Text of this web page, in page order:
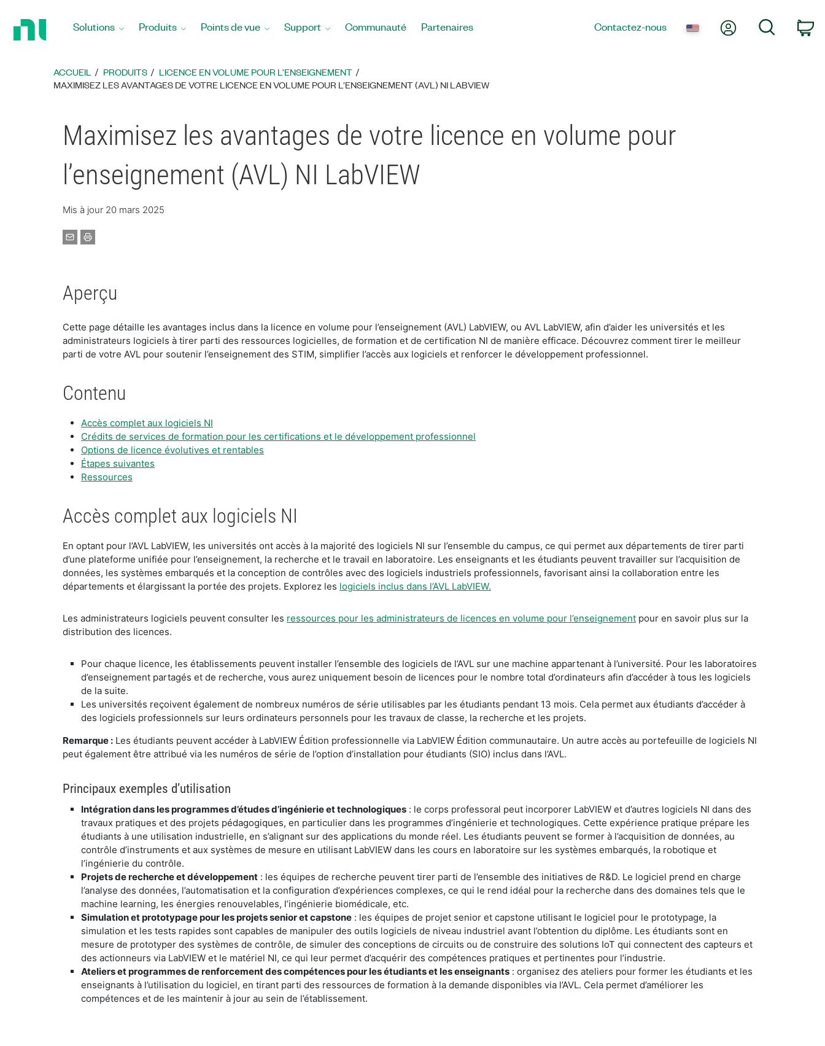
Solutions Produits Points de vue Support Communauté Partenaires Contactez-nous Mon compte
ACCUEIL PRODUITS
LICENCE EN VOLUME POUR L’ENSEIGNEMENT
​MAXIMISEZ LES AVANTAGES DE VOTRE LICENCE EN VOLUME POUR L’ENSEIGNEMENT (AVL) NI LABVIEW​
​Maximisez les avantages de votre licence en volume pour
l’enseignement (AVL) NI LabVIEW
Mis à jour 20 mars 2025
Aperçu
​​​Cette page détaille les avantages inclus dans la licence en volume pour l’enseignement (AVL) LabVIEW, ou AVL LabVIEW, afin d’aider les universités et les
administrateurs logiciels à tirer parti des ressources logicielles, de formation et de certification NI de manière efficace. Découvrez comment tirer le meilleur
parti de votre AVL pour soutenir l’enseignement des STIM, simplifier l’accès aux logiciels et renforcer le développement professionnel.
Contenu
​Accès complet aux logiciels NI
​Crédits de services de formation pour les certifications et le développement professionnel
​Options de licence évolutives et rentables
Étapes suivantes
Ressources
​Accès complet aux logiciels NI
​En optant pour l’AVL LabVIEW, les universités ont accès à la majorité des logiciels NI sur l’ensemble du campus, ce qui permet aux départements de tirer parti
d’une plateforme unifiée pour l’enseignement, la recherche et le travail en laboratoire. Les enseignants et les étudiants peuvent travailler sur l’acquisition de
données, les systèmes embarqués et la conception de contrôles avec des logiciels industriels professionnels, favorisant ainsi la collaboration entre les
départements et élargissant la portée des projets. Explorez les logiciels inclus dans l’AVL LabVIEW.
​Les administrateurs logiciels peuvent consulter les ressources pour les administrateurs de licences en volume pour l’enseignement pour en savoir plus sur la
distribution des licences.
​Pour chaque licence, les établissements peuvent installer l’ensemble des logiciels de l’AVL sur une machine appartenant à l’université. Pour les laboratoires
d’enseignement partagés et de recherche, vous aurez uniquement besoin de licences pour le nombre total d’ordinateurs afin d’accéder à tous les logiciels
de la suite.
​Les universités reçoivent également de nombreux numéros de série utilisables par les étudiants pendant 13 mois. Cela permet aux étudiants d’accéder à
des logiciels professionnels sur leurs ordinateurs personnels pour les travaux de classe, la recherche et les projets.
​Remarque : Les étudiants peuvent accéder à LabVIEW Édition professionnelle via LabVIEW Édition communautaire. Un autre accès au portefeuille de logiciels NI
peut également être attribué via les numéros de série de l’option d’installation pour étudiants (SIO) inclus dans l’AVL.
​Principaux exemples d’utilisation
​Intégration dans les programmes d’études d’ingénierie et technologiques : le corps professoral peut incorporer LabVIEW et d’autres logiciels NI dans des
travaux pratiques et des projets pédagogiques, en particulier dans les programmes d’ingénierie et technologiques. Cette expérience pratique prépare les
étudiants à une utilisation industrielle, en s’alignant sur des applications du monde réel. Les étudiants peuvent se former à l’acquisition de données, au
contrôle d’instruments et aux systèmes de mesure en utilisant LabVIEW dans les cours en laboratoire sur les systèmes embarqués, la robotique et
l’ingénierie du contrôle.
Projets de recherche et développement : les équipes de recherche peuvent tirer parti de l’ensemble des initiatives de R&D. Le logiciel prend en charge
l’analyse des données, l’automatisation et la configuration d’expériences complexes, ce qui le rend idéal pour la recherche dans des domaines tels que le
machine learning, les énergies renouvelables, l’ingénierie biomédicale, etc.
​Simulation et prototypage pour les projets senior et capstone : les équipes de projet senior et capstone utilisant le logiciel pour le prototypage, la
simulation et les tests rapides sont capables de manipuler des outils logiciels de niveau industriel avant l’obtention du diplôme. Les étudiants sont en
mesure de prototyper des systèmes de contrôle, de simuler des conceptions de circuits ou de construire des solutions IoT qui connectent des capteurs et
des actionneurs via LabVIEW et le matériel NI, ce qui leur permet d’acquérir des compétences pratiques et pertinentes pour l’industrie.
​Ateliers et programmes de renforcement des compétences pour les étudiants et les enseignants : organisez des ateliers pour former les étudiants et les
enseignants à l’utilisation du logiciel, en tirant parti des ressources de formation à la demande disponibles via l’AVL. Cela permet d’améliorer les
compétences et de les maintenir à jour au sein de l’établissement.